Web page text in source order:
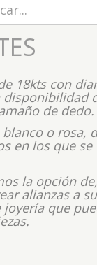
18kts con
disponibilidad
de dedo.
o rosa,
en los que
la opción
alianzas a
joyeríaque